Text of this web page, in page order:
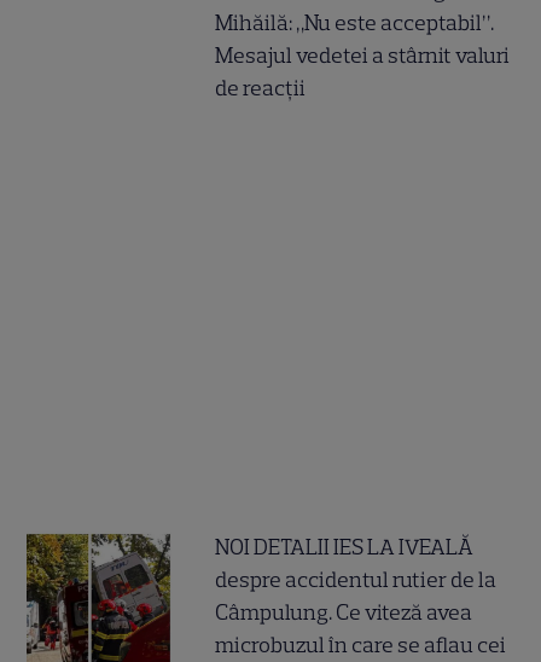
Mihăilă: „Nu este acceptabil”.
Mesajul vedetei a stârnit valuri
de reacții
NOI DETALII IES LA IVEALĂ
despre accidentul rutier de la
Câmpulung. Ce viteză avea
microbuzul în care se aflau cei